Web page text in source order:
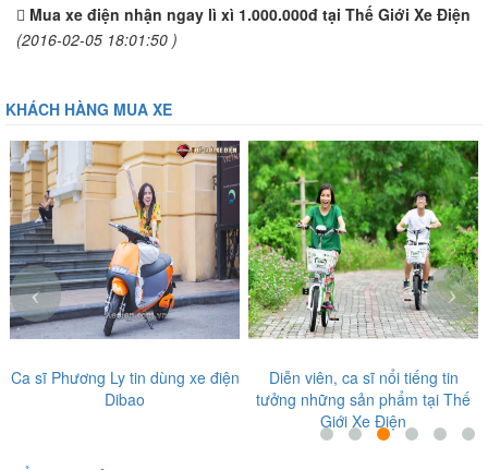
Mua xe điện nhận ngay lì xì 1.000.000đ tại Thế Giới Xe Điện
(2016-02-05 18:01:50 )
KHÁCH HÀNG MUA XE
Ca sĩ Phương Ly tin dùng xe điện
Dibao
Diễn viên, ca sĩ nổi tiếng tin
tưởng những sản phẩm tại Thế
Giới Xe Điện
‹ ›